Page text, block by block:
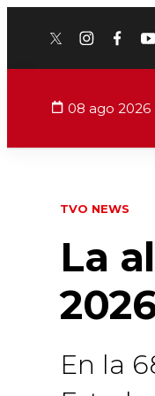
twitter
08 ago 2026
TVO NEWS
La
En la